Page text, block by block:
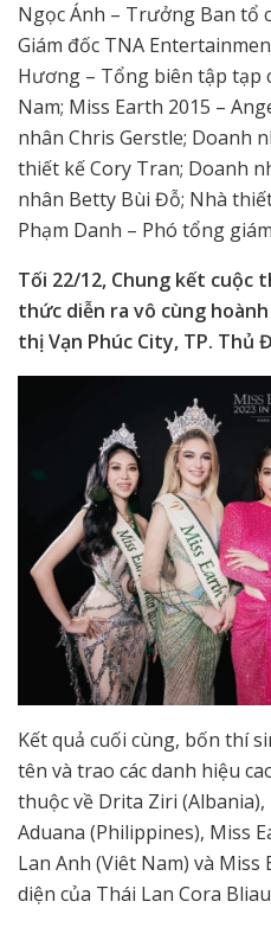
Ngọc Ánh – Trưởng Ban tổ
Giám đốc TNA
Hương – Tổng biên tập tạp
Nam; Miss Earth 2015 –
nhân Chris Gerstle; Doanh
thiết kế Cory Tran; Doanh
nhân Betty Bùi Đỗ; Nhà
Phạm Danh – Phó tổng
Tối 22/12, Chung kết cuộc
thức diễn ra vô cùng
thị Vạn Phúc City, TP. Thủ
Kết quả cuối cùng, bốn thí
tên và trao các danh hiệu
thuộc về Drita Ziri
Aduana (Philippines), Miss
Lan Anh (Viêt Nam) và
diện của Thái Lan Cora